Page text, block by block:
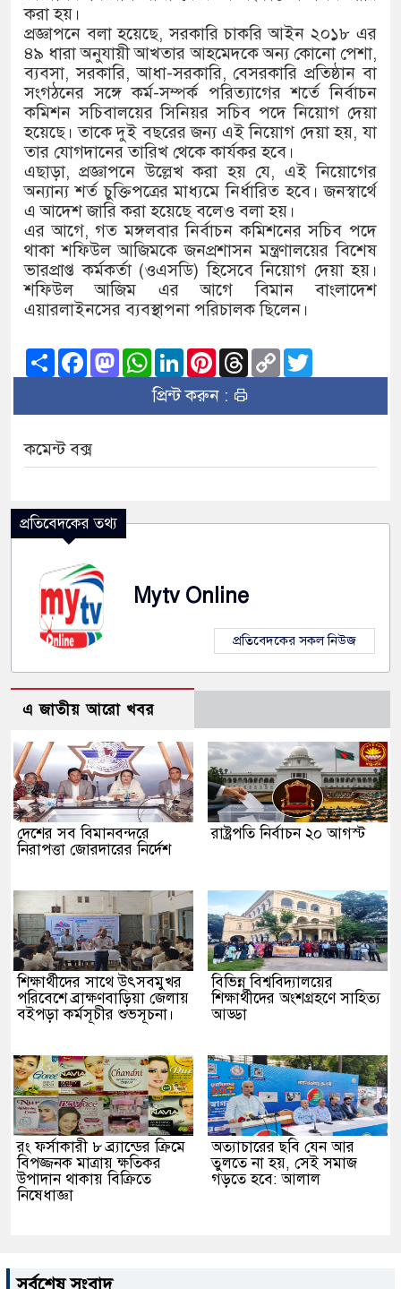
সংবিধান অনুযায়ী যথাসময়ে
১৫২২ পুলিশ সদস্যকে চাকরিতে
খিলক্ষেত থানা বিএনপির যুগ্ম
দেশের ৬ অঞ্চলে ঝড়ের আভাস
সার্ককে আরও গতিশীল করতে চায়
প্রেমের সম্পর্ক ছিন্ন না করায় মা-
প্রধানমন্ত্রীর সঙ্গে নবনিযুক্ত
হামের উপসর্গে আরও ৬ প্রাণহানি,
অবশেষে পদত্যাগ করলেন ভারতের
জামায়াত ফেরেশতাদের দল নয়,
করা হয়।
প্রজ্ঞাপনে বলা হয়েছে, সরকারি চাকরি আইন ২০১৮ এর
৪৯ ধারা অনুযায়ী আখতার আহমেদকে অন্য কোনো পেশা,
ব্যবসা, সরকারি, আধা-সরকারি, বেসরকারি প্রতিষ্ঠান বা
সংগঠনের সঙ্গে কর্ম-সম্পর্ক পরিত্যাগের শর্তে নির্বাচন
কমিশন সচিবালয়ের সিনিয়র সচিব পদে নিয়োগ দেয়া
হয়েছে। তাকে দুই বছরের জন্য এই নিয়োগ দেয়া হয়, যা
তার যোগদানের তারিখ থেকে কার্যকর হবে।
এছাড়া, প্রজ্ঞাপনে উল্লেখ করা হয় যে, এই নিয়োগের
অন্যান্য শর্ত চুক্তিপত্রের মাধ্যমে নির্ধারিত হবে। জনস্বার্থে
এ আদেশ জারি করা হয়েছে বলেও বলা হয়।
এর আগে, গত মঙ্গলবার নির্বাচন কমিশনের সচিব পদে
থাকা শফিউল আজিমকে জনপ্রশাসন মন্ত্রণালয়ের বিশেষ
ভারপ্রাপ্ত কর্মকর্তা (ওএসডি) হিসেবে নিয়োগ দেয়া হয়।
শফিউল আজিম এর আগে বিমান বাংলাদেশ
এয়ারলাইনসের ব্যবস্থাপনা পরিচালক ছিলেন।
ShareFacebook
Mastodon
WhatsApp
LinkedInPinterest
Threads
Copy
Link
প্রিন্ট করুন :
কমেন্ট বক্স
প্রতিবেদকের তথ্য
Mytv Online
প্রতিবেদকের সকল নিউজ
এ জাতীয় আরো খবর
দেশের সব বিমানবন্দরে
নিরাপত্তা জোরদারের নির্দেশ
রাষ্ট্রপতি নির্বাচন ২০ আগস্ট
শিক্ষার্থীদের সাথে উৎসবমুখর
পরিবেশে ব্রাক্ষণবাড়িয়া জেলায়
বইপড়া কর্মসূচীর শুভসূচনা।
বিভিন্ন বিশ্ববিদ্যালয়ের
শিক্ষার্থীদের অংশগ্রহণে সাহিত্য
আড্ডা
রং ফর্সাকারী ৮ ব্র্যান্ডের ক্রিমে
বিপজ্জনক মাত্রায় ক্ষতিকর
উপাদান থাকায় বিক্রিতে
নিষেধাজ্ঞা
অত্যাচারের ছবি যেন আর
তুলতে না হয়, সেই সমাজ
গড়তে হবে: আলাল